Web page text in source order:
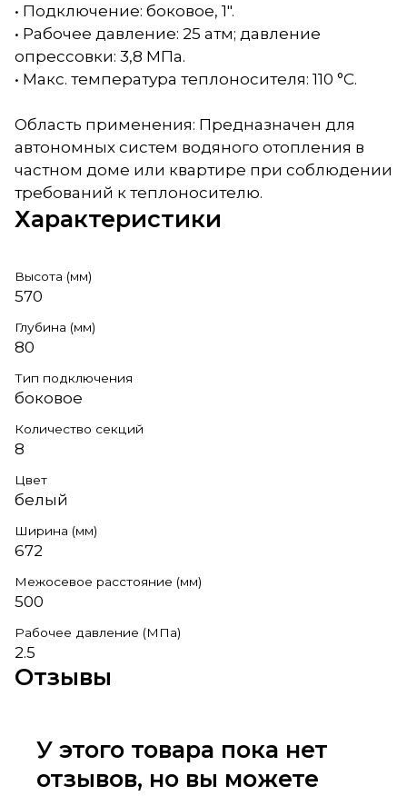
• Подключение: боковое, 1".
• Рабочее давление: 25 атм; давление
опрессовки: 3,8 МПа.
• Макс. температура теплоносителя: 110 °C.
Область применения: Предназначен для
автономных систем водяного отопления в
частном доме или квартире при соблюдении
требований к теплоносителю.
Характеристики
Высота (мм)
570
Глубина (мм)
80
Тип подключения
боковое
Количество секций
8
Цвет
белый
Ширина (мм)
672
Межосевое расстояние (мм)
500
Рабочее давление (МПа)
2.5
Отзывы
У этого товара пока нет
отзывов, но вы можете